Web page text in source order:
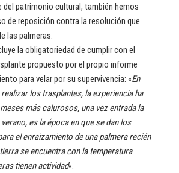
del patrimonio cultural, también hemos
de reposición contra la resolución que
las palmeras.
la obligatoriedad de cumplir con el
propuesto por el propio informe
para velar por su supervivencia: «En
los trasplantes, la experiencia ha
más calurosos, una vez entrada la
es la época en que se dan los
el enraizamiento de una palmera recién
se encuentra con la temperatura
tienen actividad«.